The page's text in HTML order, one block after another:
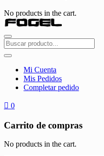
No products in the cart.
Mi Cuenta
Mis Pedidos
Completar pedido
0
Carrito de compras
No products in the cart.